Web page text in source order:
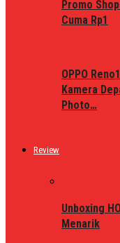
Promo
Cuma Rp1
OPPO
Kamera
Photo…
Review
Unboxing
Menarik